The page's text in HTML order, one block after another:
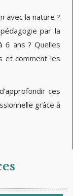
avec la nature ?
par la
6 ans ? Quelles
et comment les
ces
grâce à